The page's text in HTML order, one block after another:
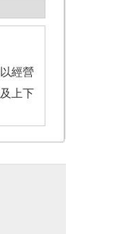
經營
上下